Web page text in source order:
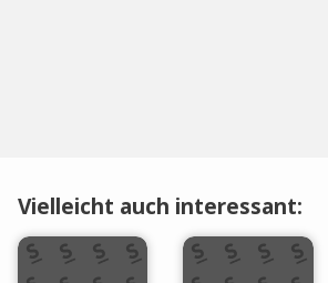
Vielleicht auch interessant: